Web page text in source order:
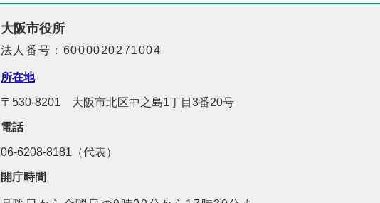
大阪市役所
法人番号：6000020271004
所在地
〒530-8201 大阪市北区中之島1丁目3番20号
電話
06-6208-8181（代表）
開庁時間